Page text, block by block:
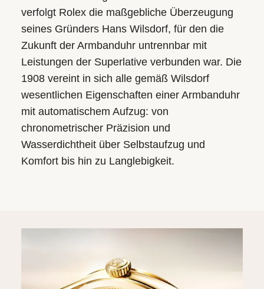
verfolgt Rolex die maßgebliche Überzeugung
seines Gründers Hans Wilsdorf, für den die
Zukunft der Armbanduhr untrennbar mit
Leistungen der Superlative verbunden war. Die
1908 vereint in sich alle gemäß Wilsdorf
wesentlichen Eigenschaften einer Armbanduhr
mit automatischem Aufzug: von
chronometrischer Präzision und
Wasserdichtheit über Selbstaufzug und
Komfort bis hin zu Langlebigkeit.